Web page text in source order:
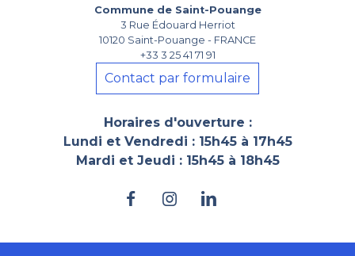
Commune de Saint-Pouange
3 Rue Édouard Herriot
10120 Saint-Pouange - FRANCE
+33 3 25 41 71 91
Contact par formulaire
Horaires d'ouverture :
Lundi et Vendredi : 15h45 à 17h45
Mardi et Jeudi : 15h45 à 18h45